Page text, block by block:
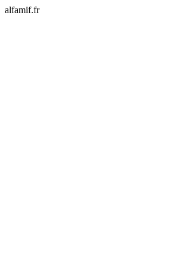
alfamif.fr